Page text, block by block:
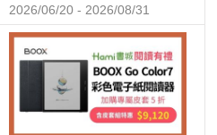
2026/06/20 - 2026/08/31